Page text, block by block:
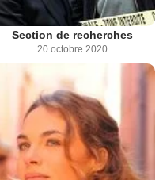
Section de recherches
20 octobre 2020